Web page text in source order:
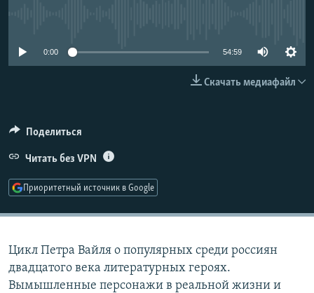
0:00 54:59
Скачать медиафайл
Поделиться
Читать без VPN
Приоритетный источник в Google
Цикл Петра Вайля о популярных среди россиян
двадцатого века литературных героях.
Вымышленные персонажи в реальной жизни и